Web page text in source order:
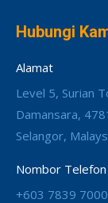
Hubungi
Alamat
Level 5, Surian
Damansara,
Selangor,
Nombor Telefon
+603 7839 7000